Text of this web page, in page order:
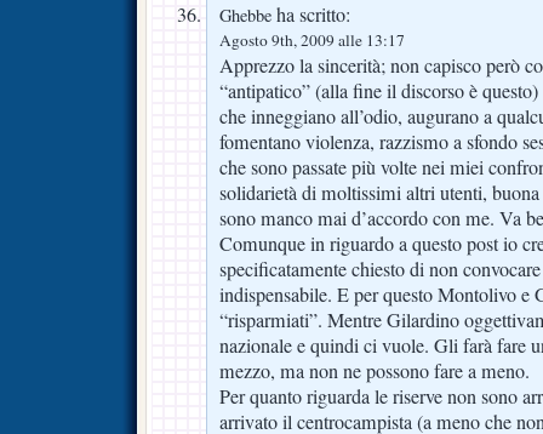
Ghebbe ha scritto:
Agosto 9th, 2009 alle 13:17
Apprezzo la sincerità; non capisco però
“antipatico” (alla fine il discorso è
che inneggiano all’odio, augurano a
fomentano violenza, razzismo a sfondo
che sono passate più volte nei miei
solidarietà di moltissimi altri utenti,
sono manco mai d’accordo con me. Va
Comunque in riguardo a questo post io
specificatamente chiesto di non
indispensabile. E per questo Montolivo e
“risparmiati”. Mentre Gilardino
nazionale e quindi ci vuole. Gli farà fare
mezzo, ma non ne possono fare a meno.
Per quanto riguarda le riserve non sono
arrivato il centrocampista (a meno che